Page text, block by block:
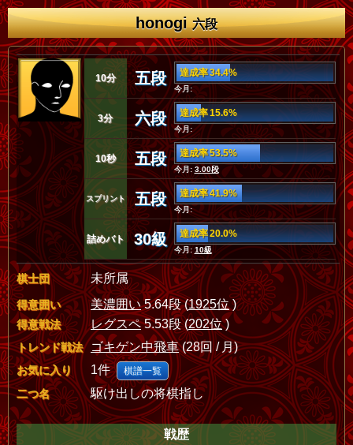
honogi六段
10分 五段 達成率 34.4%
今月:
3分 六段 達成率 15.6%
今月:
10秒 五段 達成率 53.5%
今月: 3.00段
スプリント 五段 達成率 41.9%
今月:
詰めバト 30級 達成率 20.0%
今月:10級
棋士団 未所属
得意囲い 美濃囲い5.64段 (1925位)
得意戦法 レグスペ5.53段 (202位)
トレンド戦法 ゴキゲン中飛車(28回 / 月)
お気に入り 1件 棋譜一覧
二つ名 駆け出しの将棋指し
戦歴